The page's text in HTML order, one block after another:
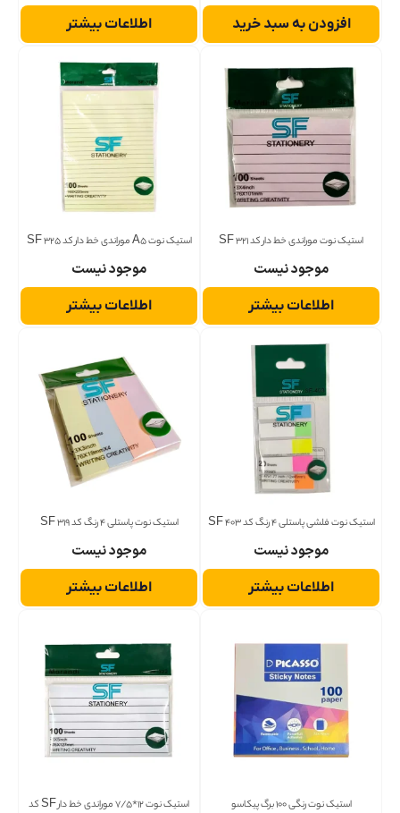
افزودن به سبد خرید اطلاعات بیشتر
استیک نوت موراندی خط دار کد 321 SF
موجود نیست
اطلاعات بیشتر
استیک نوت A5 موراندی خط دار کد 325 SF
موجود نیست
اطلاعات بیشتر
استیک نوت فلشی پاستلی 4 رنگ کد 403 SF
موجود نیست
اطلاعات بیشتر
استیک نوت پاستلی 4 رنگ کد 319 SF
موجود نیست
اطلاعات بیشتر
استیک نوت رنگی 100 برگ پیکاسو
استیک نوت 12*7/5 موراندی خط دار SF کد